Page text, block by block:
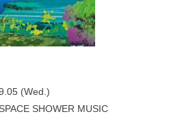
(Wed.)
SHOWER MUSIC